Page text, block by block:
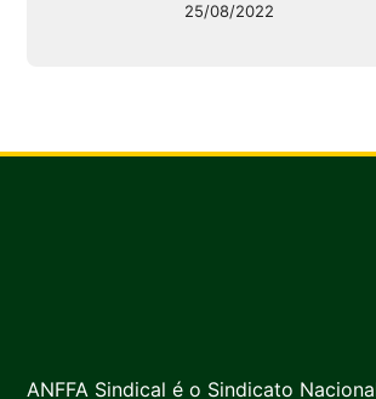
25/08/2022
ANFFA Sindical é o Sindicato